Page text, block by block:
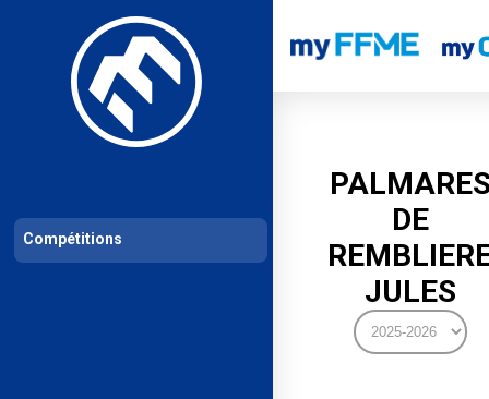
Les compétitions Calendrier de compétitions Classements
DE
JULES
Compétitions